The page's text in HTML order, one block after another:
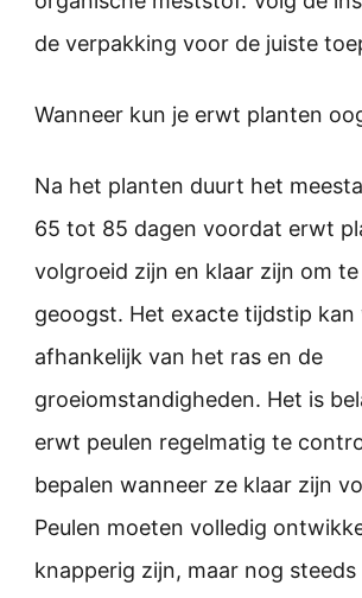
de verpakking voor de juiste
Wanneer kun je erwt planten
Na het planten duurt het
65 tot 85 dagen voordat erwt
volgroeid zijn en klaar zijn om
geoogst. Het exacte tijdstip kan
afhankelijk van het ras en de
groeiomstandigheden. Het is
erwt peulen regelmatig te
bepalen wanneer ze klaar zijn
Peulen moeten volledig
knapperig zijn, maar nog steeds